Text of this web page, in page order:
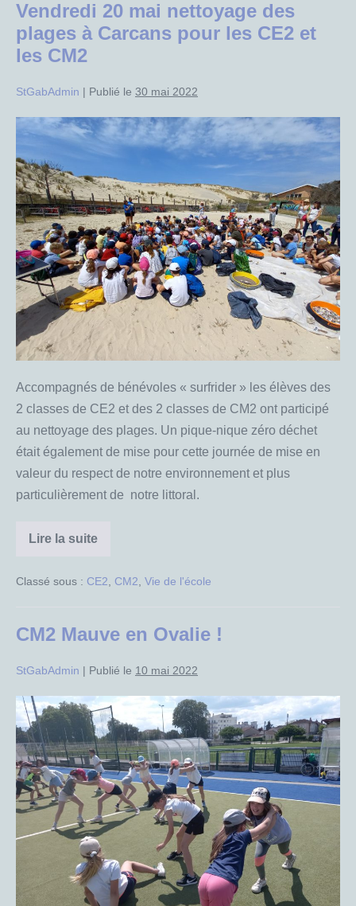
Vendredi 20 mai nettoyage des
plages à Carcans pour les CE2 et
les CM2
StGabAdmin | Publié le 30 mai 2022
Vendredi
mai
nettoyage
des
plages
à
Carcans
pour
CE2
et
les
CM2
Accompagnés de bénévoles « surfrider » les élèves des
2 classes de CE2 et des 2 classes de CM2 ont participé
au nettoyage des plages. Un pique-nique zéro déchet
était également de mise pour cette journée de mise en
valeur du respect de notre environnement et plus
particulièrement de notre littoral.
Lire la suite
Vendredi
nettoyage
Carcans
CE2
les
CM2
Classé sous : CE2, CM2, Vie de l'école
CM2 Mauve en Ovalie !
StGabAdmin | Publié le 10 mai 2022
CM2
Mauve
en
Ovalie
!